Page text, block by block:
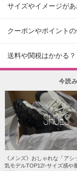
サイズやイメージが
クーポンやポイント
送料や関税はかかる？
今読
SHOES
《メンズ》おしゃれな「アシ
気モデルTOP12!-サイズ感や